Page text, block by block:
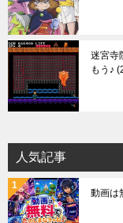
迷宮寺
もう♪
人気記事
動画は